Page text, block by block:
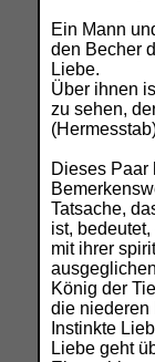
Ein Mann
den Becher
Liebe.
Über ihnen
zu sehen,
Dieses Paar
Tatsache,
ist,
mit ihrer
König der
die niederen
Instinkte
Liebe geht